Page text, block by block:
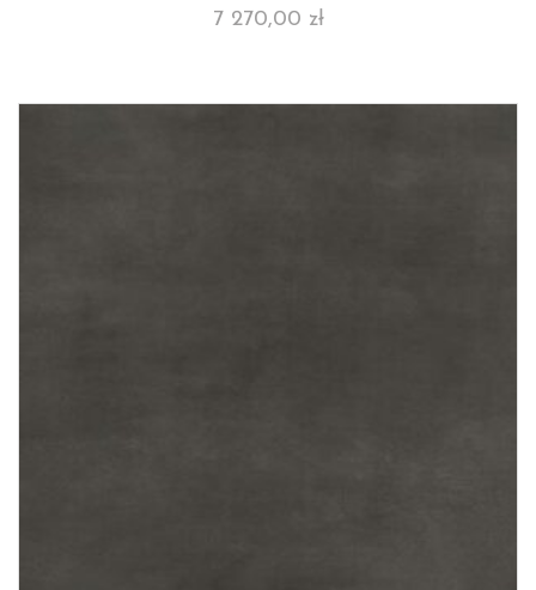
7 270,00 zł